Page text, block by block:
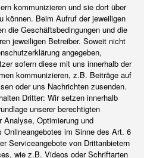
kommunizieren und sie dort über
können. Beim Aufruf der jeweiligen
die Geschäftsbedingungen und die
jeweiligen Betreiber. Soweit nicht
angegeben,
sofern diese mit uns innerhalb der
kommunizieren, z.B. Beiträge auf
oder uns Nachrichten zusenden.
Dritter: Wir setzen innerhalb
unserer berechtigten
Analyse, Optimierung und
im Sinne des Art. 6
Serviceangebote von Drittanbietern
wie z.B. Videos oder Schriftarten